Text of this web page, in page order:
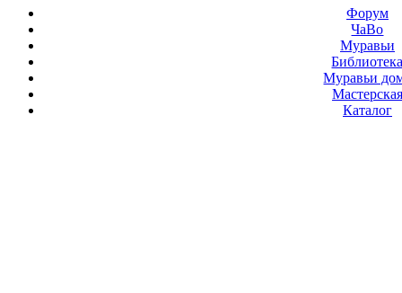
Форум
ЧаВо
Муравьи
Муравьи
Мастерская
Каталог